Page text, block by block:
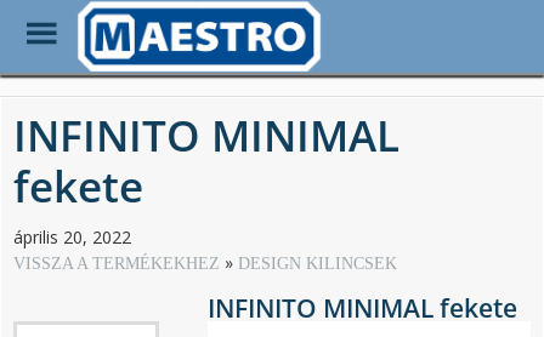
Skip
main
Toggle
Menu
INFINITO MINIMAL
fekete
április 20, 2022
VISSZA A TERMÉKEKHEZ DESIGN KILINCSEK
INFINITO MINIMAL fekete